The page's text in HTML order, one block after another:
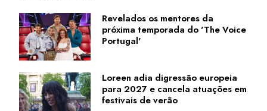
Revelados os mentores da
próxima temporada do 'The Voice
Portugal'
Loreen adia digressão europeia
para 2027 e cancela atuações em
festivais de verão